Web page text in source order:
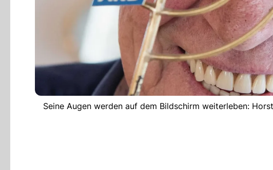
Seine Augen werden auf dem Bildschirm weiterleben: